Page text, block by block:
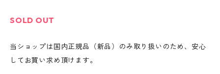
SOLD OUT
当ショップは国内正規品（新品）のみ取り扱いのため、安心
してお買い求め頂けます。